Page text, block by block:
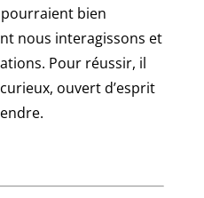
bien
nous interagissons et
Pour réussir, il
ouvert d’esprit